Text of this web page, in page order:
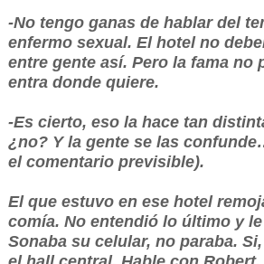
-No tengo ganas de hablar del
enfermo sexual. El hotel no
entre gente así. Pero la fama no
entra donde quiere.
-Es cierto, eso la hace tan
¿no? Y la gente se las
el comentario previsible).
El que estuvo en ese hotel
comía. No entendió lo último y
Sonaba su celular, no paraba.